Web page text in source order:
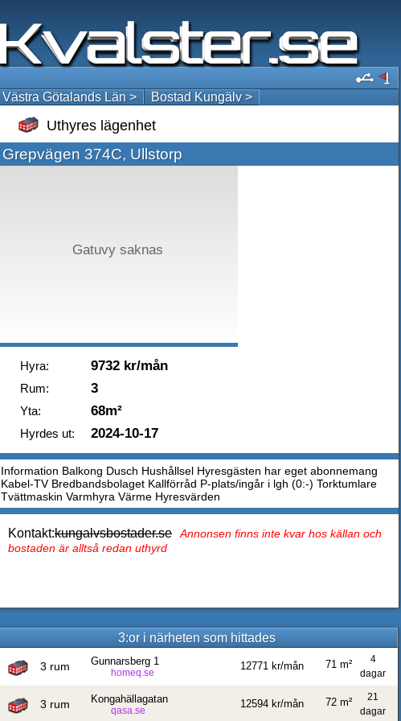
Västra Götalands Län > Bostad Kungälv >
Uthyres lägenhet
Grepvägen 374C, Ullstorp
Gatuvy saknas
Hyra: 9732 kr/mån
Rum: 3
Yta: 68m²
Hyrdes ut: 2024-10-17
Information Balkong Dusch Hushållsel Hyresgästen har eget abonnemang
Kabel-TV Bredbandsbolaget Kallförråd P-plats/ingår i lgh (0:-) Torktumlare
Tvättmaskin Varmhyra Värme Hyresvärden
Kontakt:kungalvsbostader.se
Annonsen finns inte kvar hos källan och
bostaden är alltså redan uthyrd
3:or i närheten som hittades
3 rum Gunnarsberg 1
homeq.se
12771 kr/mån
4
dagar
71 m²
3 rum Kongahällagatan
qasa.se
12594 kr/mån
21
dagar
72 m²